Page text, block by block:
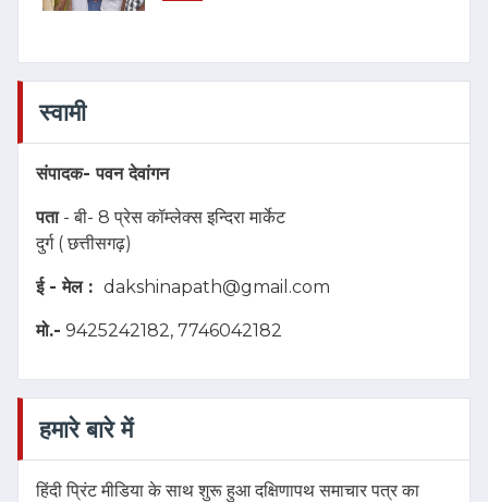
स्वामी
संपादक-पवन देवांगन
पता- बी- 8 प्रेस कॉम्लेक्स इन्दिरा मार्केट
दुर्ग ( छत्तीसगढ़)
ई - मेल : dakshinapath@gmail.com
मो.- 9425242182, 7746042182
हमारे बारे में
हिंदी प्रिंट मीडिया के साथ शुरू हुआ दक्षिणापथ समाचार पत्र का